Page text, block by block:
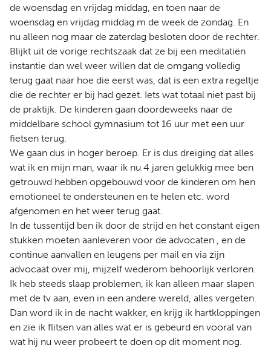
de woensdag en vrijdag middag, en toen naar de
woensdag en vrijdag middag m de week de zondag. En
nu alleen nog maar de zaterdag besloten door de rechter.
Blijkt uit de vorige rechtszaak dat ze bij een meditatiën
instantie dan wel weer willen dat de omgang volledig
terug gaat naar hoe die eerst was, dat is een extra regeltje
die de rechter er bij had gezet. Iets wat totaal niet past bij
de praktijk. De kinderen gaan doordeweeks naar de
middelbare school gymnasium tot 16 uur met een uur
fietsen terug.
We gaan dus in hoger beroep. Er is dus dreiging dat alles
wat ik en mijn man, waar ik nu 4 jaren gelukkig mee ben
getrouwd hebben opgebouwd voor de kinderen om hen
emotioneel te ondersteunen en te helen etc. word
afgenomen en het weer terug gaat.
In de tussentijd ben ik door de strijd en het constant eigen
stukken moeten aanleveren voor de advocaten , en de
continue aanvallen en leugens per mail en via zijn
advocaat over mij, mijzelf wederom behoorlijk verloren.
Ik heb steeds slaap problemen, ik kan alleen maar slapen
met de tv aan, even in een andere wereld, alles vergeten.
Dan word ik in de nacht wakker, en krijg ik hartkloppingen
en zie ik flitsen van alles wat er is gebeurd en vooral van
wat hij nu weer probeert te doen op dit moment nog.